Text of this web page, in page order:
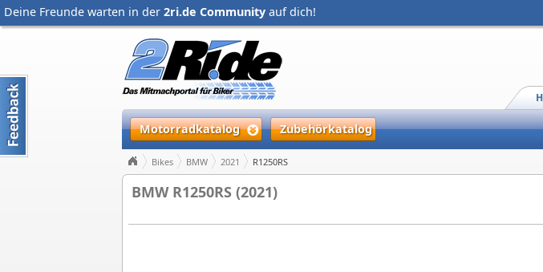
Deine Freunde warten in der 2ri.de Community auf dich!
Motorradkatalog Zubehörkatalog
Bikes BMW 2021 R1250RS
BMW R1250RS (2021)